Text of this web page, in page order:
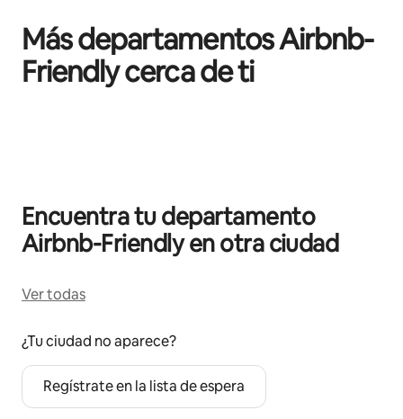
Más departamentos Airbnb-
Friendly cerca de ti
Encuentra tu departamento
Airbnb-Friendly en otra ciudad
Ver todas
¿Tu ciudad no aparece?
Regístrate en la lista de espera